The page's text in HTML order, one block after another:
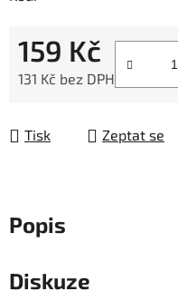
159 Kč
131 Kč bez DPH
Tisk Zeptat se
Popis
Diskuze